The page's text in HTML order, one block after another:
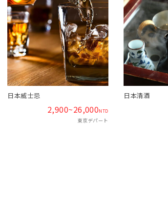
日本威士忌
2,900~26,000NTD
東京デパート
日本清酒